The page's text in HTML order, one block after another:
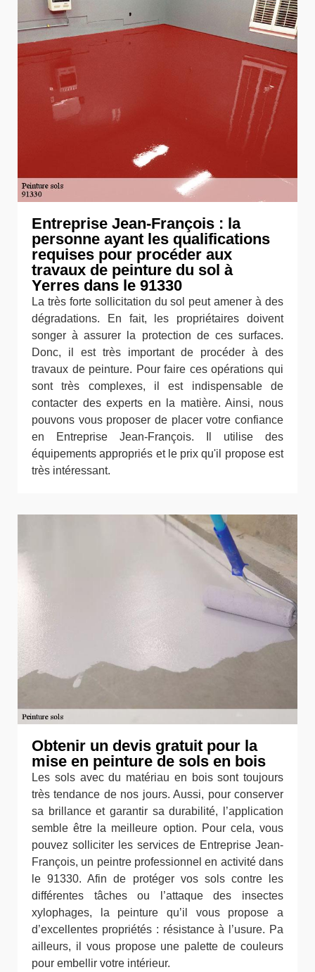
Entreprise Jean-François : la
personne ayant les qualifications
requises pour procéder aux
travaux de peinture du sol à
Yerres dans le 91330
La très forte sollicitation du sol peut amener à des
dégradations. En fait, les propriétaires doivent
songer à assurer la protection de ces surfaces.
Donc, il est très important de procéder à des
travaux de peinture. Pour faire ces opérations qui
sont très complexes, il est indispensable de
contacter des experts en la matière. Ainsi, nous
pouvons vous proposer de placer votre confiance
en Entreprise Jean-François. Il utilise des
équipements appropriés et le prix qu'il propose est
très intéressant.
Obtenir un devis gratuit pour la
mise en peinture de sols en bois
Les sols avec du matériau en bois sont toujours
très tendance de nos jours. Aussi, pour conserver
sa brillance et garantir sa durabilité, l’application
semble être la meilleure option. Pour cela, vous
pouvez solliciter les services de Entreprise Jean-
François, un peintre professionnel en activité dans
le 91330. Afin de protéger vos sols contre les
différentes tâches ou l’attaque des insectes
xylophages, la peinture qu’il vous propose a
d’excellentes propriétés : résistance à l’usure. Pa
ailleurs, il vous propose une palette de couleurs
pour embellir votre intérieur.